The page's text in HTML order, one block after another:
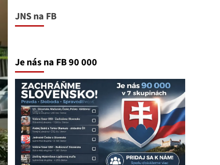
JNS na FB
Je nás na FB 90 000